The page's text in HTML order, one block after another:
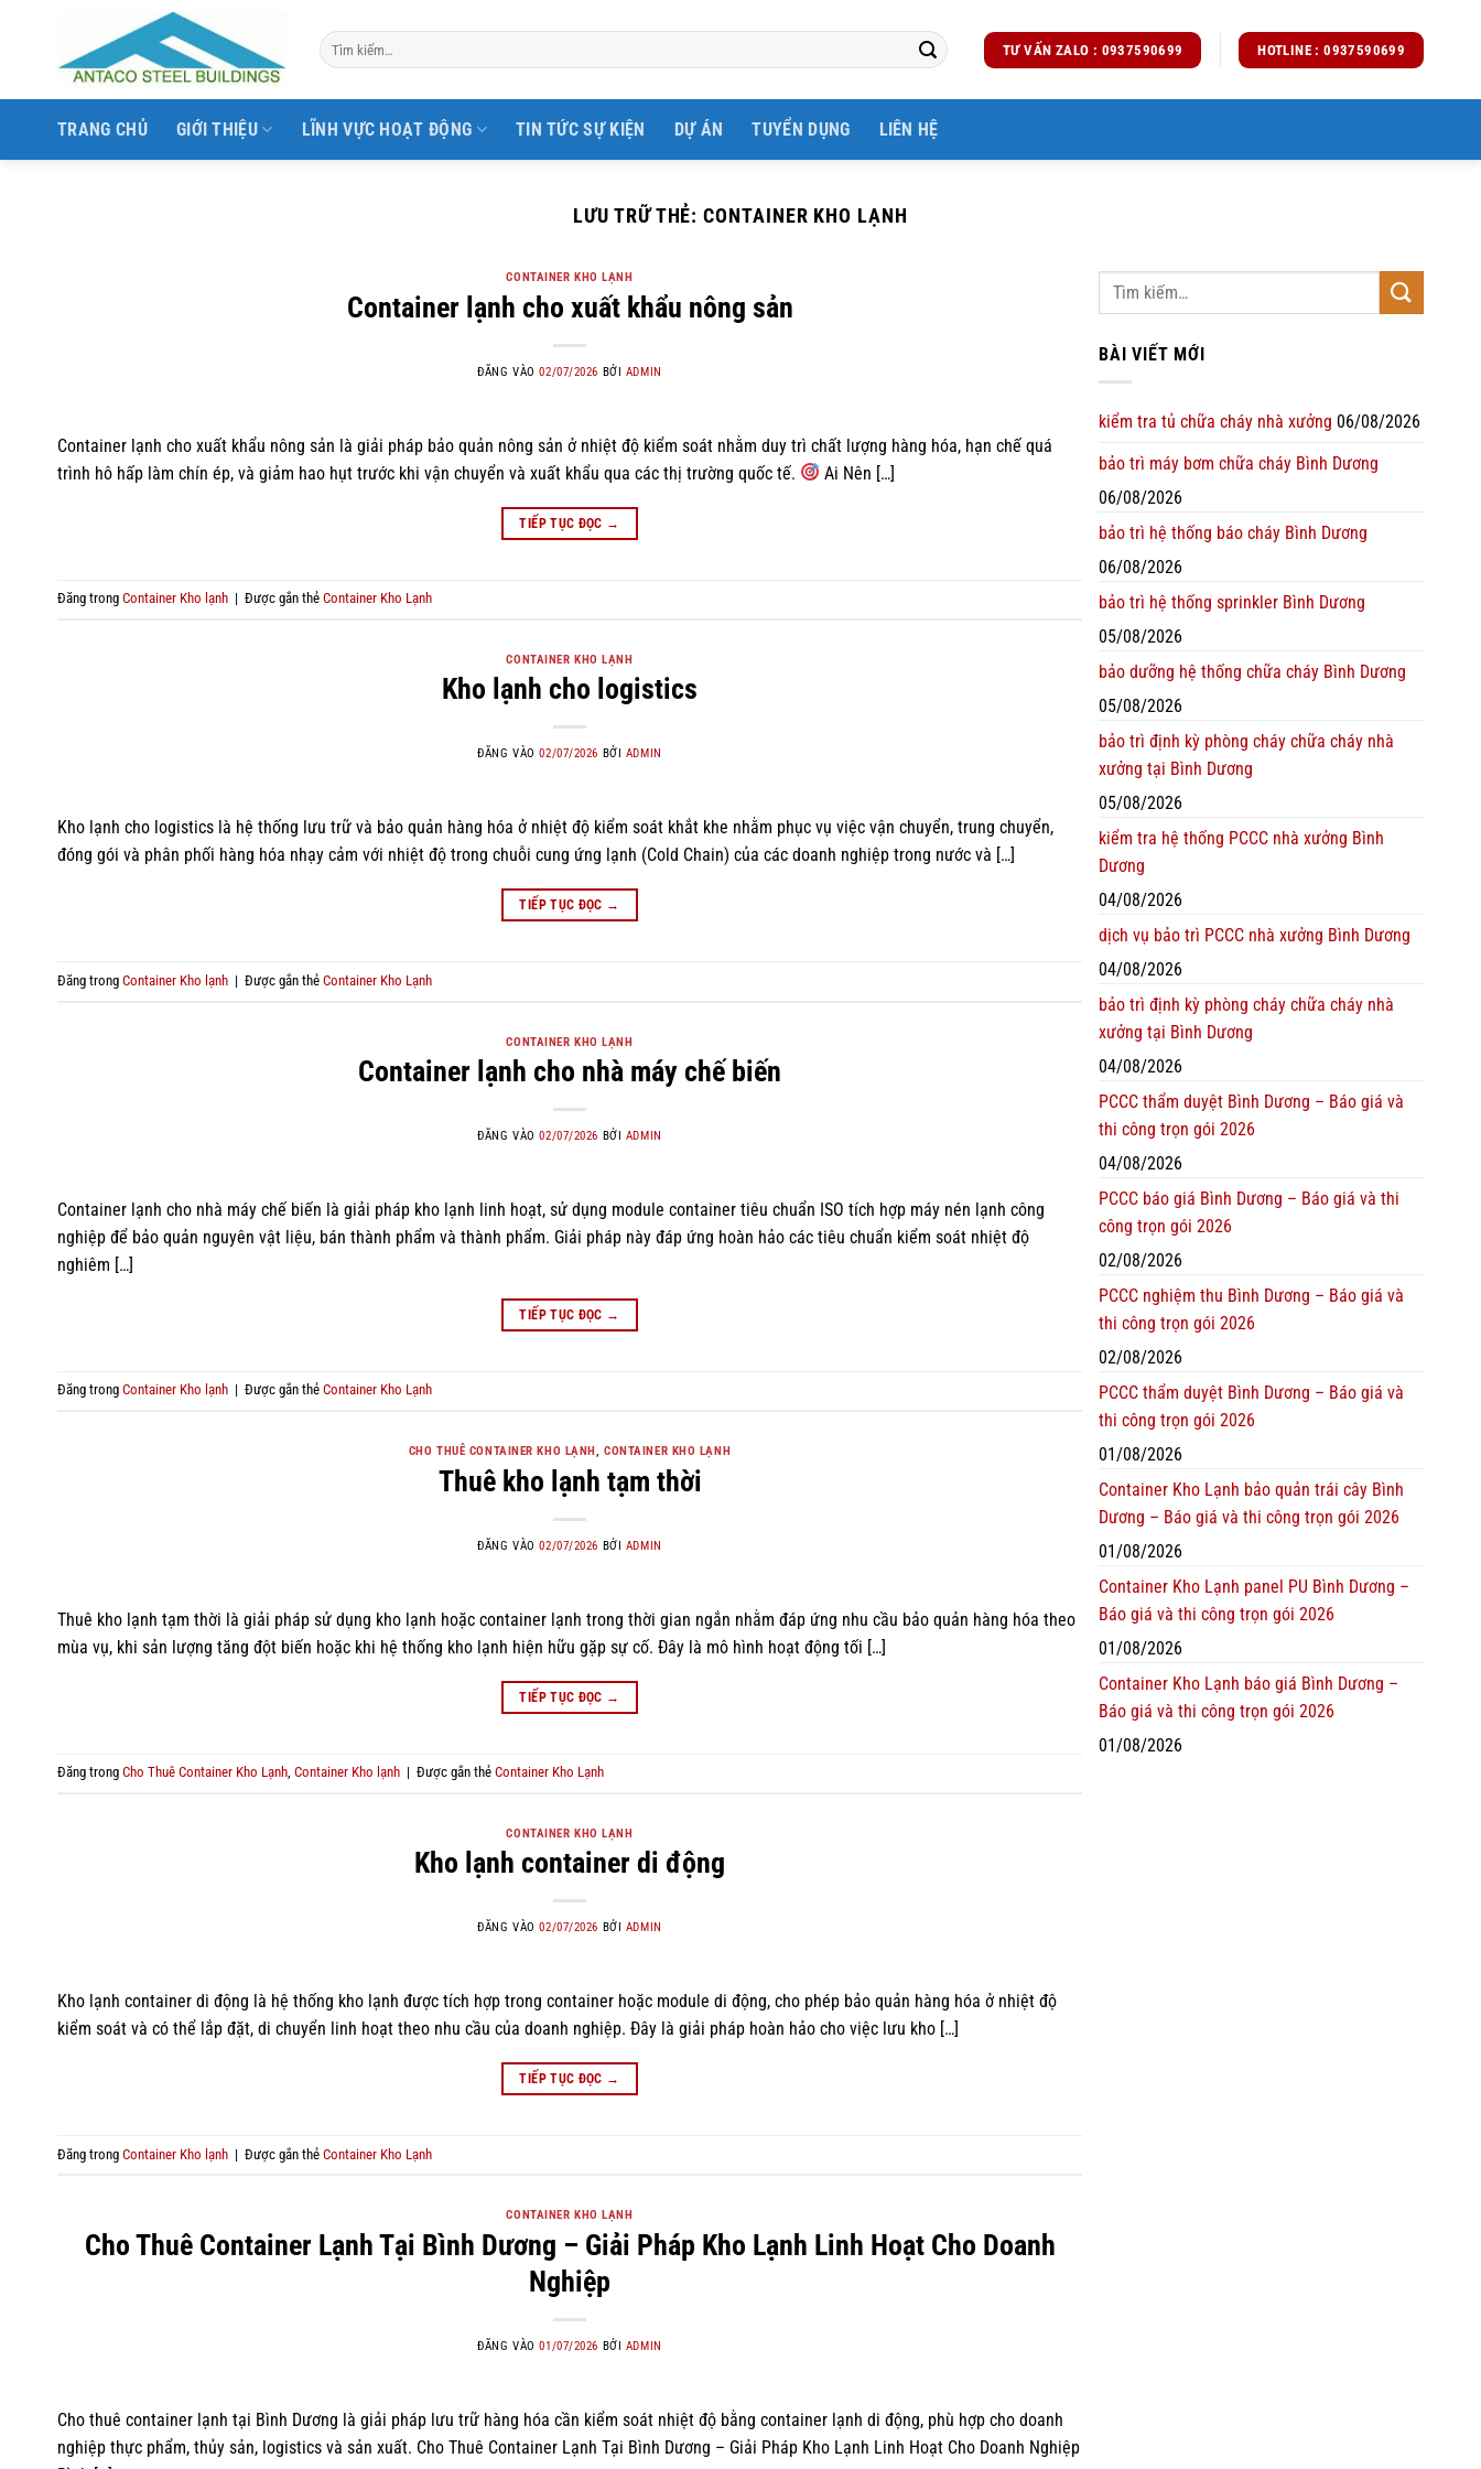
dung
TƯ VẤN ZALO : 0937590699 HOTLINE : 0937590699
TRANG CHỦ GIỚI THIỆU LĨNH VỰC HOẠT ĐỘNG TIN TỨC SỰ KIỆN DỰ ÁN TUYỂN DỤNG LIÊN HỆ
LƯU TRỮ THẺ:CONTAINER KHO LẠNH
CONTAINER KHO LẠNH
Container lạnh cho xuất khẩu nông sản
ĐĂNG VÀO02/07/2026 BỞI ADMIN
Container lạnh cho xuất khẩu nông sản là giải pháp bảo quản nông sản ở nhiệt độ kiểm soát nhằm duy trì chất lượng hàng hóa, hạn chế quá
trình hô hấp làm chín ép, và giảm hao hụt trước khi vận chuyển và xuất khẩu qua các thị trường quốc tế.
Ai Nên […]
TIẾP TỤC ĐỌC →
Đăng trong Container Kho lạnh | Được gắn thẻ Container Kho Lạnh
CONTAINER KHO LẠNH
Kho lạnh cho logistics
ĐĂNG VÀO02/07/2026 BỞI ADMIN
Kho lạnh cho logistics là hệ thống lưu trữ và bảo quản hàng hóa ở nhiệt độ kiểm soát khắt khe nhằm phục vụ việc vận chuyển, trung chuyển,
đóng gói và phân phối hàng hóa nhạy cảm với nhiệt độ trong chuỗi cung ứng lạnh (Cold Chain) của các doanh nghiệp trong nước và […]
TIẾP TỤC ĐỌC →
Đăng trong Container Kho lạnh | Được gắn thẻ Container Kho Lạnh
CONTAINER KHO LẠNH
Container lạnh cho nhà máy chế biến
ĐĂNG VÀO02/07/2026 BỞI ADMIN
Container lạnh cho nhà máy chế biến là giải pháp kho lạnh linh hoạt, sử dụng module container tiêu chuẩn ISO tích hợp máy nén lạnh công
nghiệp để bảo quản nguyên vật liệu, bán thành phẩm và thành phẩm. Giải pháp này đáp ứng hoàn hảo các tiêu chuẩn kiểm soát nhiệt độ
nghiêm […]
TIẾP TỤC ĐỌC →
Đăng trong Container Kho lạnh | Được gắn thẻ Container Kho Lạnh
CHO THUÊ CONTAINER KHO LẠNH ,CONTAINER KHO LẠNH
Thuê kho lạnh tạm thời
ĐĂNG VÀO02/07/2026 BỞI ADMIN
Thuê kho lạnh tạm thời là giải pháp sử dụng kho lạnh hoặc container lạnh trong thời gian ngắn nhằm đáp ứng nhu cầu bảo quản hàng hóa theo
mùa vụ, khi sản lượng tăng đột biến hoặc khi hệ thống kho lạnh hiện hữu gặp sự cố. Đây là mô hình hoạt động tối […]
TIẾP TỤC ĐỌC →
Đăng trong Cho Thuê Container Kho Lạnh, Container Kho lạnh | Được gắn thẻ Container Kho Lạnh
CONTAINER KHO LẠNH
Kho lạnh container di động
ĐĂNG VÀO02/07/2026 BỞI ADMIN
Kho lạnh container di động là hệ thống kho lạnh được tích hợp trong container hoặc module di động, cho phép bảo quản hàng hóa ở nhiệt độ
kiểm soát và có thể lắp đặt, di chuyển linh hoạt theo nhu cầu của doanh nghiệp. Đây là giải pháp hoàn hảo cho việc lưu kho […]
TIẾP TỤC ĐỌC →
Đăng trong Container Kho lạnh | Được gắn thẻ Container Kho Lạnh
CONTAINER KHO LẠNH
Cho Thuê Container Lạnh Tại Bình Dương – Giải Pháp Kho Lạnh Linh Hoạt Cho Doanh
Nghiệp
ĐĂNG VÀO01/07/2026 BỞI ADMIN
Cho thuê container lạnh tại Bình Dương là giải pháp lưu trữ hàng hóa cần kiểm soát nhiệt độ bằng container lạnh di động, phù hợp cho doanh
nghiệp thực phẩm, thủy sản, logistics và sản xuất. Cho Thuê Container Lạnh Tại Bình Dương – Giải Pháp Kho Lạnh Linh Hoạt Cho Doanh Nghiệp
BÀI VIẾT MỚI
kiểm tra tủ chữa cháy nhà xưởng 06/08/2026
bảo trì máy bơm chữa cháy Bình Dương
06/08/2026
bảo trì hệ thống báo cháy Bình Dương
06/08/2026
bảo trì hệ thống sprinkler Bình Dương
05/08/2026
bảo dưỡng hệ thống chữa cháy Bình Dương
05/08/2026
bảo trì định kỳ phòng cháy chữa cháy nhà
xưởng tại Bình Dương
05/08/2026
kiểm tra hệ thống PCCC nhà xưởng Bình
Dương
04/08/2026
dịch vụ bảo trì PCCC nhà xưởng Bình Dương
04/08/2026
bảo trì định kỳ phòng cháy chữa cháy nhà
xưởng tại Bình Dương
04/08/2026
PCCC thẩm duyệt Bình Dương – Báo giá và
thi công trọn gói 2026
04/08/2026
PCCC báo giá Bình Dương – Báo giá và thi
công trọn gói 2026
02/08/2026
PCCC nghiệm thu Bình Dương – Báo giá và
thi công trọn gói 2026
02/08/2026
PCCC thẩm duyệt Bình Dương – Báo giá và
thi công trọn gói 2026
01/08/2026
Container Kho Lạnh bảo quản trái cây Bình
Dương – Báo giá và thi công trọn gói 2026
01/08/2026
Container Kho Lạnh panel PU Bình Dương –
Báo giá và thi công trọn gói 2026
01/08/2026
Container Kho Lạnh báo giá Bình Dương –
Báo giá và thi công trọn gói 2026
01/08/2026